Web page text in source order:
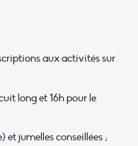
aux activités sur
long et 16h pour le
et jumelles conseillées ;